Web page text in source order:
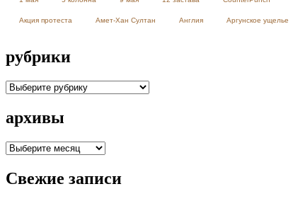
Акция протеста Амет-Хан Султан Англия Аргунское ущелье
рубрики
рубрики
архивы
архивы
Свежие записи